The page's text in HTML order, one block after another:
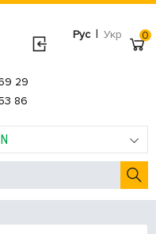
Рус | Укр
29
86
0